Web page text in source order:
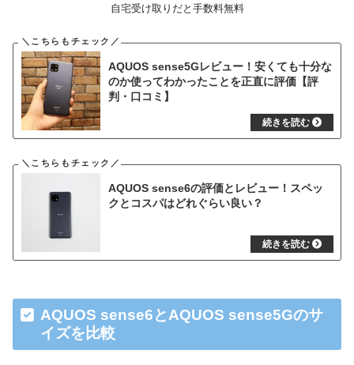
自宅受け取りだと手数料無料
AQUOS sense5Gレビュー！安くても十分な
のか使ってわかったことを正直に評価【評
判・口コミ】
AQUOS sense6の評価とレビュー！スペッ
クとコスパはどれぐらい良い？
AQUOS sense6とAQUOS sense5Gのサ
イズを比較